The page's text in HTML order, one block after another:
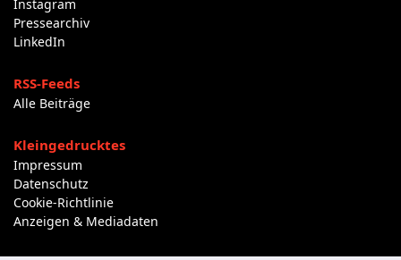
Instagram
Pressearchiv
LinkedIn
RSS-Feeds
Alle Beiträge
Kleingedrucktes
Impressum
Datenschutz
Cookie-Richtlinie
Anzeigen & Mediadaten